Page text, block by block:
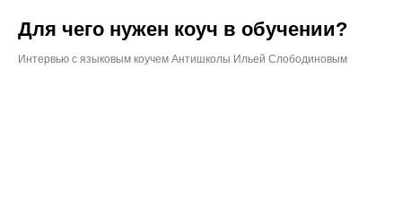
Для чего нужен коуч в обучении?
Интервью с языковым коучем Антишколы Ильей Слободиновым